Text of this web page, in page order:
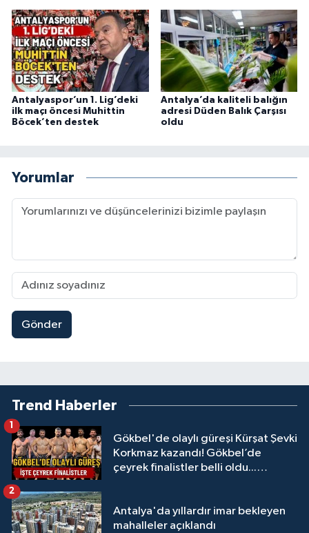
Antalyaspor’un 1. Lig’deki
ilk maçı öncesi Muhittin
Böcek’ten destek
Antalya’da kaliteli balığın
adresi Düden Balık Çarşısı
oldu
Yorumlar
Gönder
Trend Haberler
Gökbel'de olaylı güreşi Kürşat Şevki
Korkmaz kazandı! Gökbel’de
çeyrek finalistler belli oldu...
Antalya'da yıllardır imar bekleyen
mahalleler açıklandı
2